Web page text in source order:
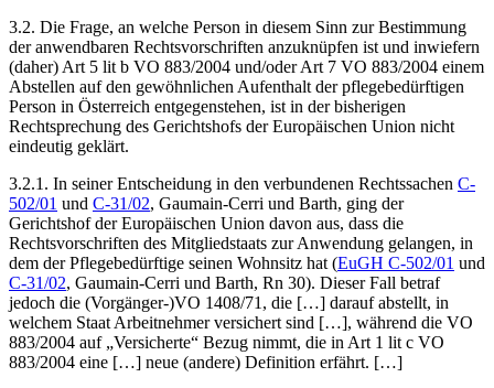
3.2. Die Frage, an welche Person in diesem Sinn zur Bestimmung
der anwendbaren Rechtsvorschriften anzuknüpfen ist und inwiefern
(daher) Art 5 lit b VO 883/2004 und/oder Art 7 VO 883/2004 einem
Abstellen auf den gewöhnlichen Aufenthalt der pflegebedürftigen
Person in Österreich entgegenstehen, ist in der bisherigen
Rechtsprechung des Gerichtshofs der Europäischen Union nicht
eindeutig geklärt.
3.2.1. In seiner Entscheidung in den verbundenen Rechtssachen C-
502/01 und C-31/02, Gaumain-Cerri und Barth, ging der
Gerichtshof der Europäischen Union davon aus, dass die
Rechtsvorschriften des Mitgliedstaats zur Anwendung gelangen, in
dem der Pflegebedürftige seinen Wohnsitz hat (EuGH C-502/01 und
C-31/02, Gaumain-Cerri und Barth, Rn 30). Dieser Fall betraf
jedoch die (Vorgänger-)VO 1408/71, die […] darauf abstellt, in
welchem Staat Arbeitnehmer versichert sind […], während die VO
883/2004 auf „Versicherte“ Bezug nimmt, die in Art 1 lit c VO
883/2004 eine […] neue (andere) Definition erfährt. […]